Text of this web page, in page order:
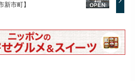
新市町】